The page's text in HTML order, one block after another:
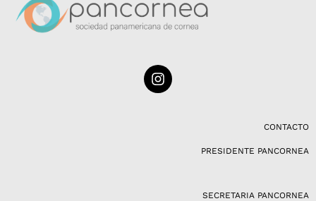
I
n
CONTACTO
PRESIDENTE PANCORNEA
SECRETARIA PANCORNEA